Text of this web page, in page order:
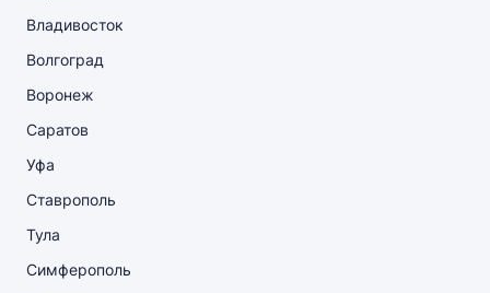
Владивосток
Волгоград
Воронеж
Саратов
Уфа
Ставрополь
Тула
Симферополь